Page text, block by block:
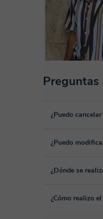
¿Puedo
Sí, puedes
¿Puedo
Sí, siempre
¿Dónde se
Las clases se
¿Cómo realizo